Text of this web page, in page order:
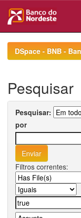
navigationDSpace - BNB -
Pesquisar
Pesquisar:
por
Filtros correntes: